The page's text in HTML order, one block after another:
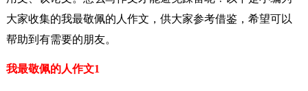
大家收集的我最敬佩的人作文，供大家参考借鉴，希望可以
帮助到有需要的朋友。
我最敬佩的人作文1